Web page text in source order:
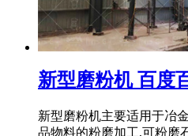
新型磨粉机 百度
新型磨粉机主要适用于冶
品物料的粉磨加工,可粉磨